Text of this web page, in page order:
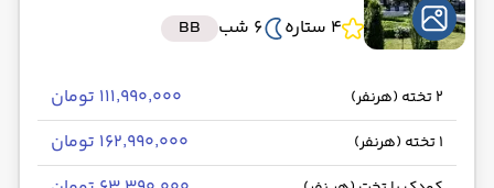
4 ستاره
6 شب BB
2 تخته (هرنفر) ۱۱۱٬۹۹۰٬۰۰۰ تومان
1 تخته (هرنفر) ۱۶۲٬۹۹۰٬۰۰۰ تومان